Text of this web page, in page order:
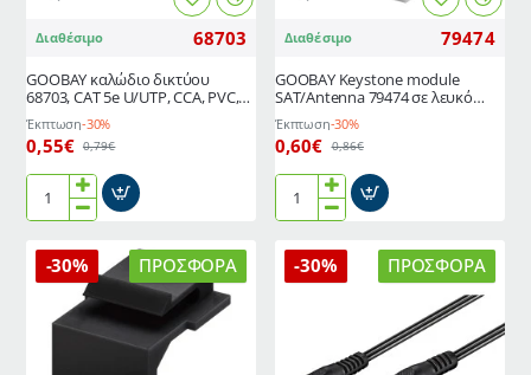
Διαθέσιμο 68703
GΟOBAY καλώδιο δικτύου
68703, CAT 5e U/UTP, CCA, PVC,
0.25m, μαύρο
Έκπτωση-30%
0,55€ 0,79€
GΟOBAY
δικτύου
68703,
Διαθέσιμο 79474
GOOBAY Keystone module
SAT/Antenna 79474 σε λευκό
χρώμα για εγκατάσταση σε
Keystone patch panel
Έκπτωση-30%
0,60€ 0,86€
GOOBAY
module
SAT/Antenna
ΠΡΟΣΦΟΡΆ
-30% ΠΡΟΣΦΟΡΆ
-30%